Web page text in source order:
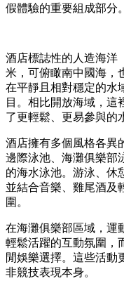
假體驗的重要組成部分。
酒店標誌性的人造海洋
米，可俯瞰南中國海，
在平靜且相對穩定的水
目。相比開放海域，這
了更輕鬆、更易參與的
酒店擁有多個風格各異
邊際泳池、海灘俱樂部
的海水泳池。游泳、休
並結合音樂、雞尾酒及
圍。
在海灘俱樂部區域，運
輕鬆活躍的互動氛圍，
閒娛樂選擇。這些活動
非競技表現本身。